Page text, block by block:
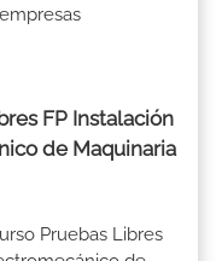
FP Instalación
de Maquinaria
Pruebas Libres